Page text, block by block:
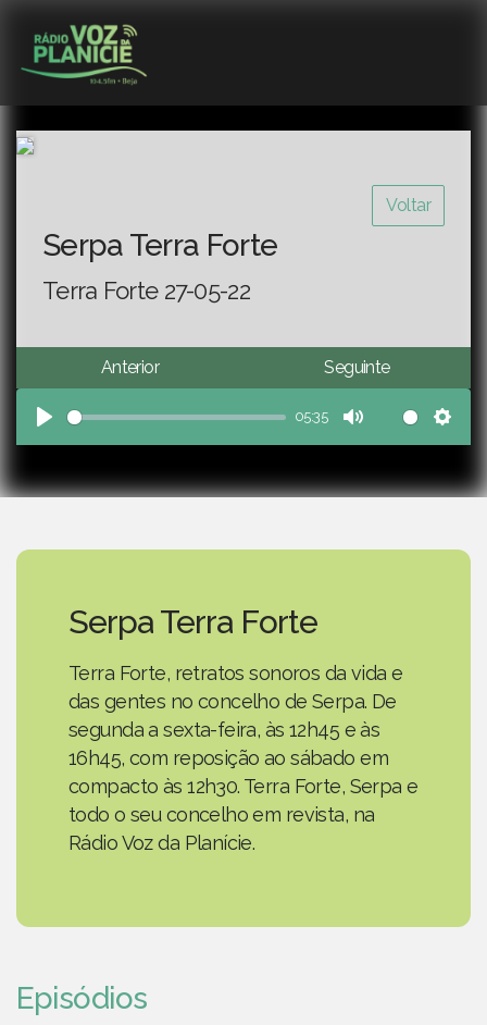
Voltar
Serpa Terra Forte
Terra Forte 27-05-22
Anterior Seguinte
Play
05:35
Mute
Serpa Terra Forte
Terra Forte, retratos sonoros da vida e
das gentes no concelho de Serpa. De
segunda a sexta-feira, às 12h45 e às
16h45, com reposição ao sábado em
compacto às 12h30. Terra Forte, Serpa e
todo o seu concelho em revista, na
Rádio Voz da Planície.
Episódios